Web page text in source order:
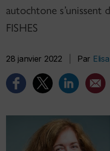
autochtone s’unissent
FISHES
28 janvier 2022 Par